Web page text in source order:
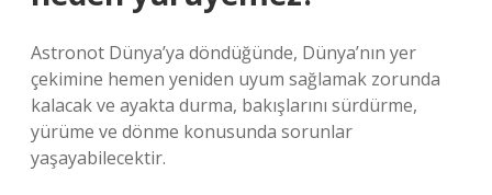
Astronot Dünya’ya döndüğünde, Dünya’nın yer
çekimine hemen yeniden uyum sağlamak zorunda
kalacak ve ayakta durma, bakışlarını sürdürme,
yürüme ve dönme konusunda sorunlar
yaşayabilecektir.